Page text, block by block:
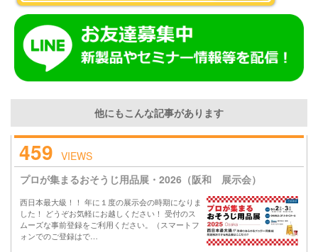
他にもこんな記事があります
459 VIEWS
プロが集まるおそうじ用品展・2026（阪和 展示会）
西日本最大級！！ 年に１度の展示会の時期になりま
した！ どうぞお気軽にお越しください！ 受付のス
ムーズな事前登録をご利用ください。（スマートフ
ォンでのご登録はで…